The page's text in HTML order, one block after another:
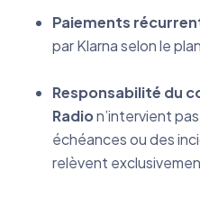
Paiements
par Klarna selon le
Responsabilité du
Radion’intervient
échéances ou des
relèvent